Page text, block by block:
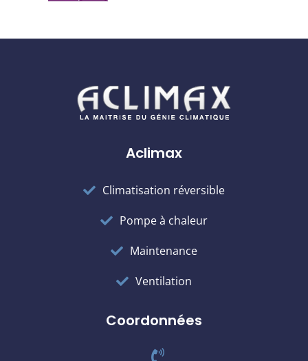
Aclimax
Climatisation réversible
Pompe à chaleur
Maintenance
Ventilation
Coordonnées